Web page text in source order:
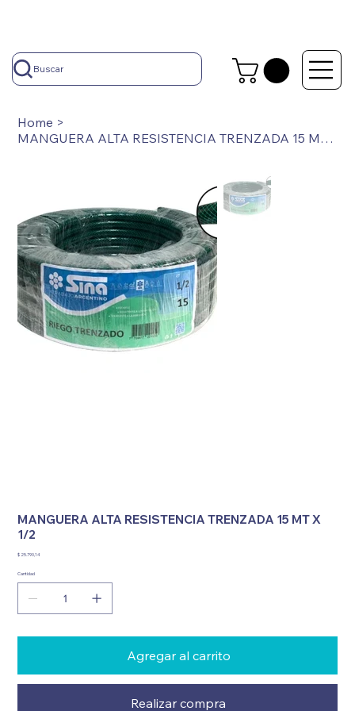
Buscar
Home >
MANGUERA ALTA RESISTENCIA TRENZADA 15 MT X 1/2
MANGUERA ALTA RESISTENCIA TRENZADA 15 MT X
1/2
Precio
$ 25.790,14
Cantidad
Agregar al carrito
Realizar compra